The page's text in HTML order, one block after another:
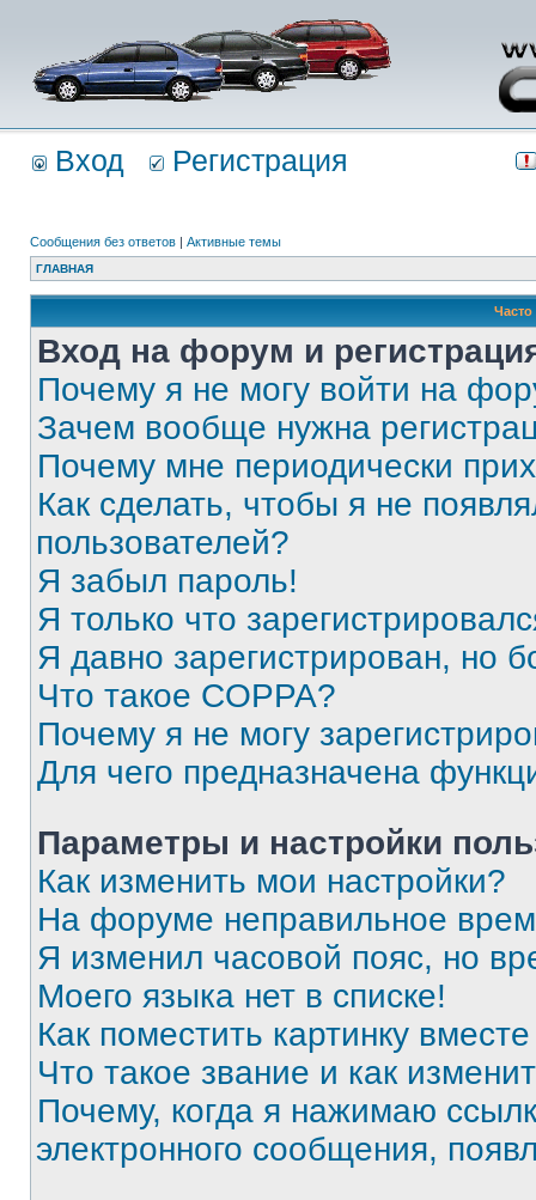
Вход Регистрация
Сообщения без ответов | Активные темы
ГЛАВНАЯ
Вход на форум и
Почему я не могу войти на
Зачем вообще нужна
Почему мне периодически
Как сделать, чтобы я не
пользователей?
Я забыл пароль!
Я только что
Я давно зарегистрирован, но
Что такое COPPA?
Почему я не могу
Для чего предназначена
Параметры и настройки
Как изменить мои настройки?
На форуме неправильное
Я изменил часовой пояс, но
Моего языка нет в списке!
Как поместить картинку
Что такое звание и как
Почему, когда я нажимаю
электронного сообщения,